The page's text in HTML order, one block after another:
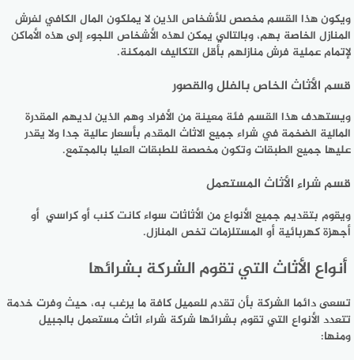
ويكون هذا القسم مخصص للأشخاص الذين لا يملكون المال الكافي لفرش
المنازل الخاصة بهم، وبالتالي يمكن لهذه الأشخاص اللجوء إلى هذه الأماكن
لإتمام عملية فرش منازلهم بأقل التكاليف الممكنة.
قسم الأثاث الخاص بالفلل والقصور
ويستهدف هذا القسم فئة معينة من الأفراد وهم الذين لديهم المقدرة
المالية الضخمة في شراء جميع الاثاث المقدم بأسعار عالية جدا ولا يقدر
عليها جميع الطبقات وتكون مخصصة للطبقات العليا بالمجتمع.
قسم شراء الأثاث المستعمل
ويقوم بتقديم جميع الأنواع من الأثاثات سواء كانت كنب أو كراسي أو
أجهزة كهربائية أو المستلزمات تخص المنازل.
أنواع الأثاث التي تقوم الشركة بشرائها
تسعى دائما الشركة بأن تقدم للعميل كافة ما يرغب به، حيث وفرت خدمة
تتعدد الأنواع التي تقوم بشرائها شركة شراء اثاث مستعمل بالجبيل
ومنها: